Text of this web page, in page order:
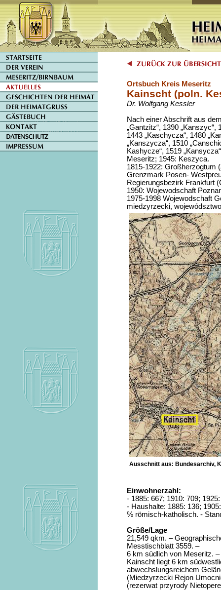
Ortsbuch Kreis Meseritz
Kainscht (poln.
Dr. Wolfgang Kessler
Nach einer Abschrift aus
„Gantzitz“, 1390 „Kanszyc“,
1443 „Kaschycza“, 1480
„Kanszycza“, 1510
Kashycze“, 1519
Meseritz; 1945: Keszyca.
1815-1922: Großherzogtum
Grenzmark Posen-
Regierungsbezirk Frankfurt
1950: Wojewodschaft
1975-1998 Wojewodschaft
miedzyrzecki,
Ausschnitt aus: Bundesarchiv,
Einwohnerzahl:
- 1885: 667; 1910: 709;
- Haushalte: 1885: 136;
% römisch-katholisch. -
Größe/Lage
21,549 qkm. –
Messtischblatt 3559. –
6 km südlich von Meseritz.
Kainscht liegt 6 km
abwechslungsreichem
(Miedzyrzecki Rejon
(rezerwat przyrody